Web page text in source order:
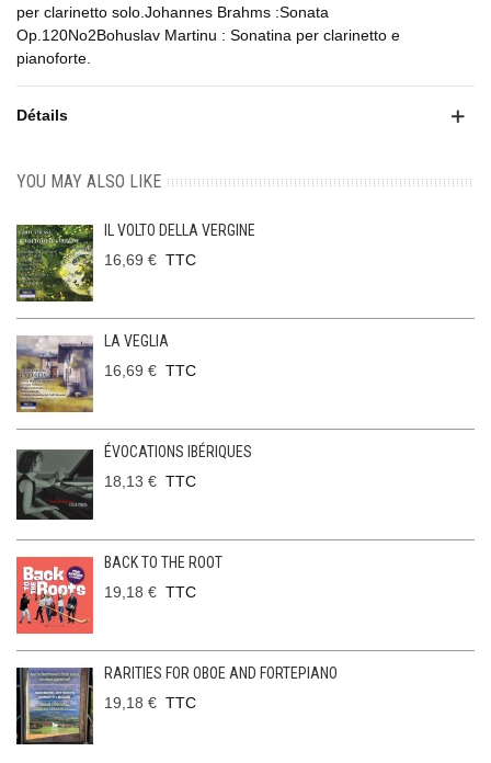
per clarinetto solo.Johannes Brahms :Sonata
Op.120No2Bohuslav Martinu : Sonatina per clarinetto e
pianoforte.
Détails
YOU MAY ALSO LIKE
IL VOLTO DELLA VERGINE
16,69 € TTC
LA VEGLIA
16,69 € TTC
ÉVOCATIONS IBÉRIQUES
18,13 € TTC
BACK TO THE ROOT
19,18 € TTC
RARITIES FOR OBOE AND FORTEPIANO
19,18 € TTC